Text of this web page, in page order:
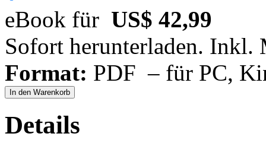
eBook für US$ 42,99
Sofort herunterladen. Inkl.
Format: PDF – für PC,
In den Warenkorb
Details